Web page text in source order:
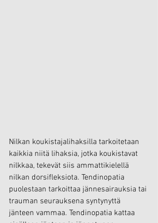
Nilkan koukistajalihaksilla tarkoitetaan
kaikkia niitä lihaksia, jotka koukistavat
nilkkaa, tekevät siis ammattikielellä
nilkan dorsifleksiota. Tendinopatia
puolestaan tarkoittaa jännesairauksia tai
trauman seurauksena syntynyttä
jänteen vammaa. Tendinopatia kattaa